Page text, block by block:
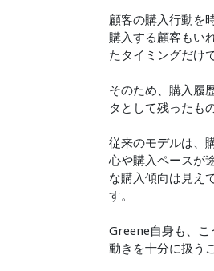
顧客の購入行動を
購入する顧客もい
たタイミングだけで
そのため、購入履
タとして残ったも
従来のモデルは、
心や購入ペースが
な購入傾向は見え
す。
Greene自身も、
動きを十分に扱う